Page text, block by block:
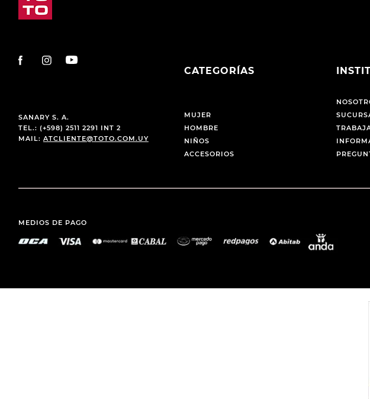
SANARY S. A.
TEL.: (+598) 2511 2291 INT 2
MAIL: ATCLIENTE@TOTO.COM.UY
CATEGORÍAS
MUJER
HOMBRE
NIÑOS
ACCESORIOS
MEDIOS DE PAGO